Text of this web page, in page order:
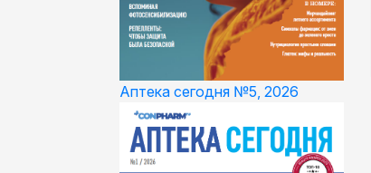
Аптека сегодня №5, 2026